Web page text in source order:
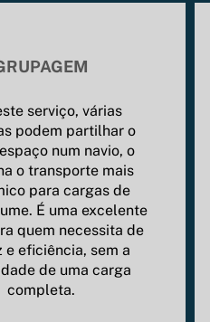
serviço, várias
podem partilhar o
num navio, o
o transporte mais
para cargas de
É uma excelente
quem necessita de
e eficiência, sem a
de uma carga
completa.